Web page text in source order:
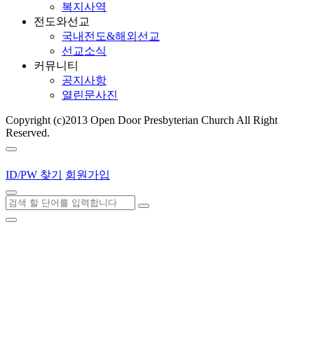
복지사역
전도와선교
국내전도&해외선교
선교소식
커뮤니티
공지사항
열린문사진
Copyright (c)2013 Open Door Presbyterian Church All Right
Reserved.
ID/PW 찾기 회원가입